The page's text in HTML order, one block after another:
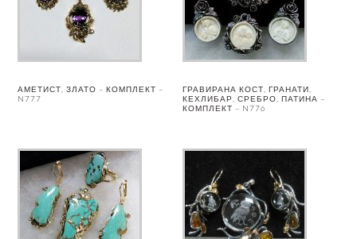
АМЕТИСТ, ЗЛАТО – КОМПЛЕКТ –
N777
ГРАВИРАНА КОСТ, ГРАНАТИ,
КЕХЛИБАР, СРЕБРО, ПАТИНА –
КОМПЛЕКТ – N776